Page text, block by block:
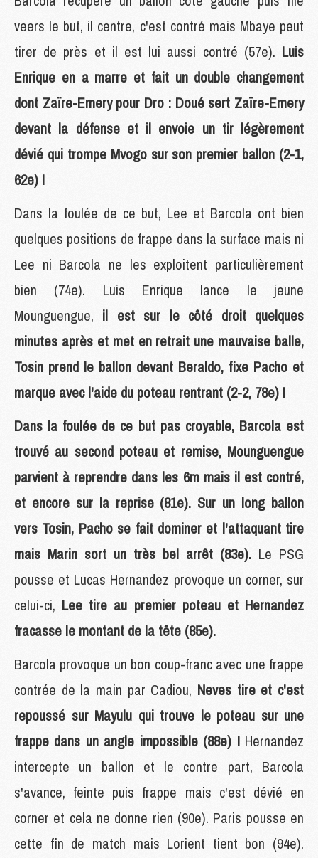
veers le but, il centre, c'est contré mais Mbaye peut
tirer de près et il est lui aussi contré (57e). Luis
Enrique en a marre et fait un double changement
dont Zaïre-Emery pour Dro : Doué sert Zaïre-Emery
devant la défense et il envoie un tir légèrement
dévié qui trompe Mvogo sur son premier ballon (2-1,
62e) !
Dans la foulée de ce but, Lee et Barcola ont bien
quelques positions de frappe dans la surface mais ni
Lee ni Barcola ne les exploitent particulièrement
bien (74e). Luis Enrique lance le jeune
Mounguengue, il est sur le côté droit quelques
minutes après et met en retrait une mauvaise balle,
Tosin prend le ballon devant Beraldo, fixe Pacho et
marque avec l'aide du poteau rentrant (2-2, 78e) !
Dans la foulée de ce but pas croyable, Barcola est
trouvé au second poteau et remise, Mounguengue
parvient à reprendre dans les 6m mais il est contré,
et encore sur la reprise (81e). Sur un long ballon
vers Tosin, Pacho se fait dominer et l'attaquant tire
mais Marin sort un très bel arrêt (83e). Le PSG
pousse et Lucas Hernandez provoque un corner, sur
celui-ci, Lee tire au premier poteau et Hernandez
fracasse le montant de la tête (85e).
Barcola provoque un bon coup-franc avec une frappe
contrée de la main par Cadiou, Neves tire et c'est
repoussé sur Mayulu qui trouve le poteau sur une
frappe dans un angle impossible (88e) ! Hernandez
intercepte un ballon et le contre part, Barcola
s'avance, feinte puis frappe mais c'est dévié en
corner et cela ne donne rien (90e). Paris pousse en
cette fin de match mais Lorient tient bon (94e).